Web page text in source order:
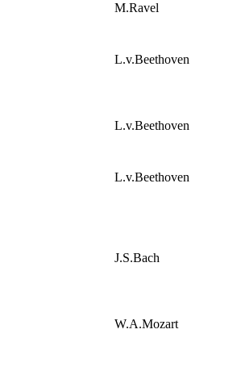
M.Ravel
L.v.Beethoven
L.v.Beethoven
L.v.Beethoven
J.S.Bach
W.A.Mozart